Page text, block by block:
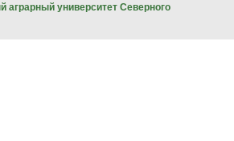
аграрный университет Северного